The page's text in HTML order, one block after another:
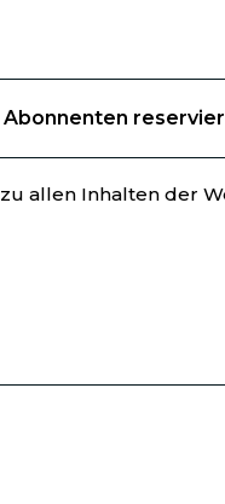
Abonnenten
allen Inhalten der